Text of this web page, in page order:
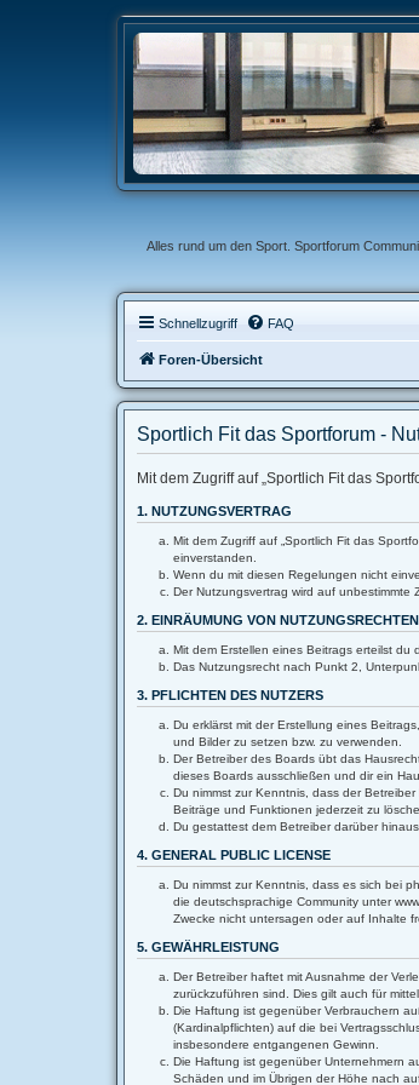
Alles rund um den Sport. Sportforum
Schnellzugriff FAQ
Foren-Übersicht
Sportlich Fit das Sportforum -
Mit dem Zugriff auf „Sportlich Fit das
1. NUTZUNGSVERTRAG
Mit dem Zugriff auf „Sportlich Fit das
einverstanden.
Wenn du mit diesen Regelungen nicht
Der Nutzungsvertrag wird auf
2. EINRÄUMUNG VON NUTZUNGSRECHTEN
Mit dem Erstellen eines Beitrags erteilst du
Das Nutzungsrecht nach Punkt 2,
3. PFLICHTEN DES NUTZERS
Du erklärst mit der Erstellung eines
und Bilder zu setzen bzw. zu verwenden.
Der Betreiber des Boards übt das
dieses Boards ausschließen und dir ein
Du nimmst zur Kenntnis, dass der
Beiträge und Funktionen jederzeit zu
Du gestattest dem Betreiber darüber
4. GENERAL PUBLIC LICENSE
Du nimmst zur Kenntnis, dass es sich bei
die deutschsprachige Community unter
Zwecke nicht untersagen oder auf Inhalte
5. GEWÄHRLEISTUNG
Der Betreiber haftet mit Ausnahme der
zurückzuführen sind. Dies gilt auch für
Die Haftung ist gegenüber Verbrauchern
(Kardinalpflichten) auf die bei
insbesondere entgangenen Gewinn.
Die Haftung ist gegenüber Unternehmern
Schäden und im Übrigen der Höhe nach